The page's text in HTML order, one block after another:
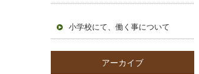
小学校にて、働く事について
アーカイブ